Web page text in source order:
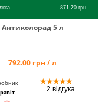
871.20грн
Антиколорад 5 л
792.00 грн / л
★★★★★
2 відгука